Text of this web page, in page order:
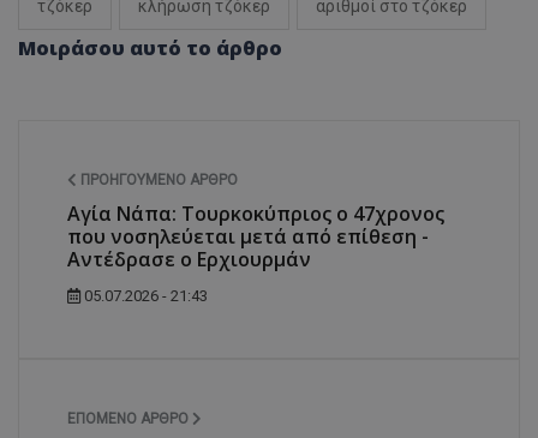
τζόκερ κλήρωση τζόκερ αριθμοί στο τζόκερ
Μοιράσου αυτό το άρθρο
ΠΡΟΗΓΟΎΜΕΝΟ ΆΡΘΡΟ
Αγία Νάπα: Τουρκοκύπριος ο 47χρονος
που νοσηλεύεται μετά από επίθεση -
Αντέδρασε ο Ερχιουρμάν
05.07.2026 - 21:43
ΕΠΌΜΕΝΟ ΆΡΘΡΟ